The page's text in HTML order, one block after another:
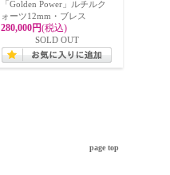
「Golden Power」ルチルク
ォーツ12mm・ブレス
280,000円(税込)
SOLD OUT
page top